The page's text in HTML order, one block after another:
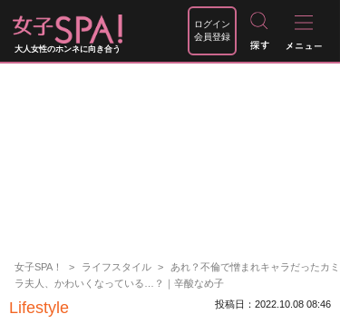
大人女性のホンネに向き合う
ログイン
会員登録
女子SPA！ ライフスタイル
あれ？不倫で憎まれキャラだったカミ
ラ夫人、かわいくなっている…？｜辛酸なめ子
Lifestyle 投稿日：2022.10.08 08:46